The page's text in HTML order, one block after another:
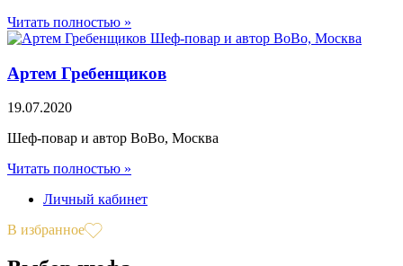
Читать полностью »
Артем Гребенщиков
19.07.2020
Шеф-повар и автор BoBo, Москва
Читать полностью »
Личный кабинет
В избранное